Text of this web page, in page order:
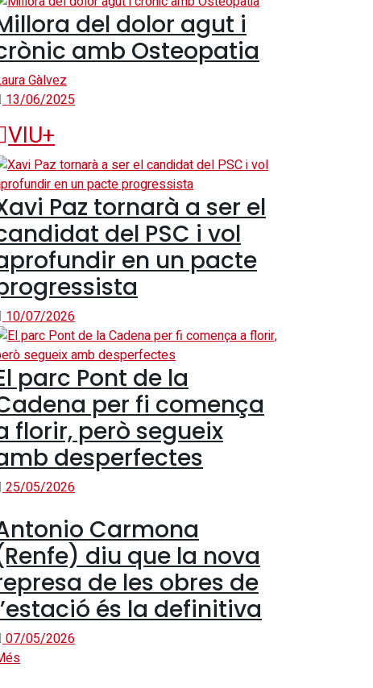
del dolor agut i
amb Osteopatia
Gàlvez
13/06/2025
VIU+
Paz tornarà a ser el
del PSC i vol
en un pacte
10/07/2026
parc Pont de la
per fi comença
florir, però segueix
desperfectes
25/05/2026
Carmona
diu que la nova
de les obres de
és la definitiva
07/05/2026